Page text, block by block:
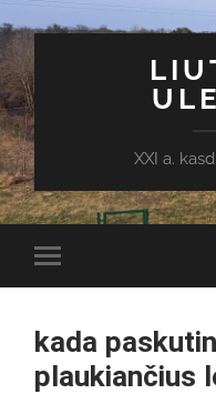
XXI a.
Toggle
mobile
kada
plaukiančius